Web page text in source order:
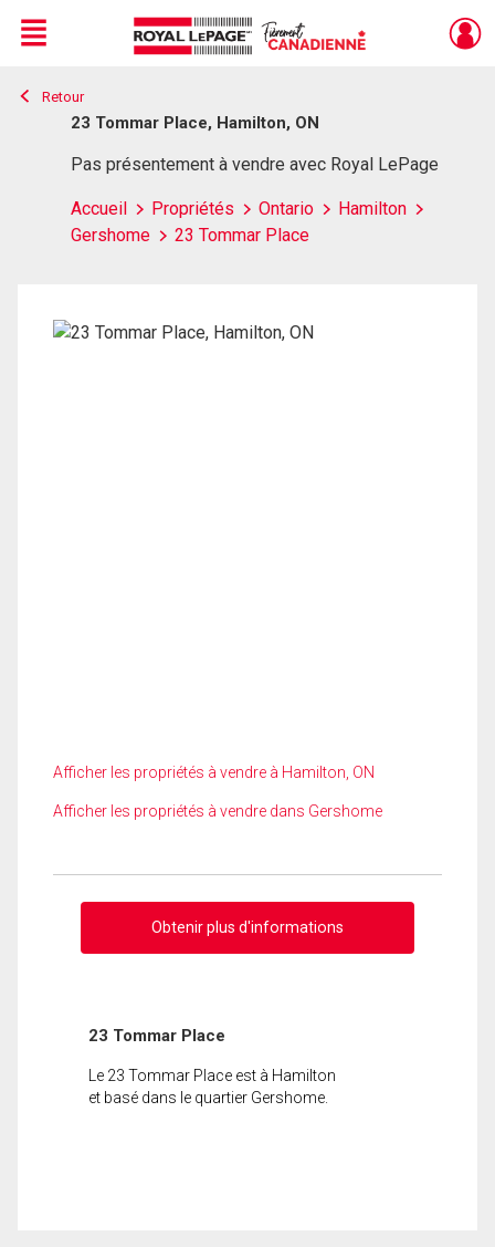
Live
En Direct
Menu
Retour
23 Tommar Place, Hamilton, ON
Pas présentement à vendre avec Royal LePage
Accueil Propriétés Ontario
Hamilton
Gershome
23 Tommar Place
Afficher les propriétés à vendre à Hamilton, ON
Afficher les propriétés à vendre dans Gershome
Obtenir plus d'informations
23 Tommar Place
Le 23 Tommar Place est à Hamilton
et basé dans le quartier Gershome.